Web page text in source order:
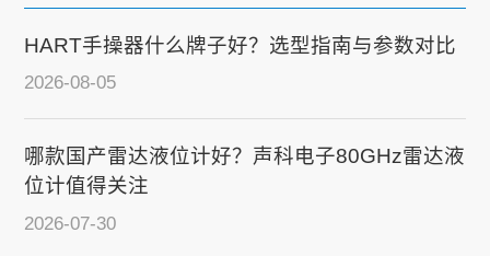
HART手操器什么牌子好？选型指南与参数对比
2026-08-05
哪款国产雷达液位计好？声科电子80GHz雷达液
位计值得关注
2026-07-30